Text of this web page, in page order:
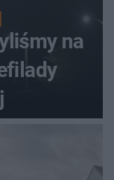
na